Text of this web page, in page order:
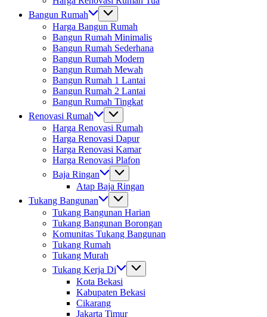
Bangun Rumah
Harga Bangun Rumah
Bangun Rumah Minimalis
Bangun Rumah Sederhana
Bangun Rumah Modern
Bangun Rumah Mewah
Bangun Rumah 1 Lantai
Bangun Rumah 2 Lantai
Bangun Rumah Tingkat
Renovasi Rumah
Harga Renovasi Rumah
Harga Renovasi Dapur
Harga Renovasi Kamar
Harga Renovasi Plafon
Baja Ringan
Atap Baja Ringan
Tukang Bangunan
Tukang Bangunan Harian
Tukang Bangunan Borongan
Komunitas Tukang Bangunan
Tukang Rumah
Tukang Murah
Tukang Kerja Di
Kota Bekasi
Kabupaten Bekasi
Cikarang
Jakarta Timur